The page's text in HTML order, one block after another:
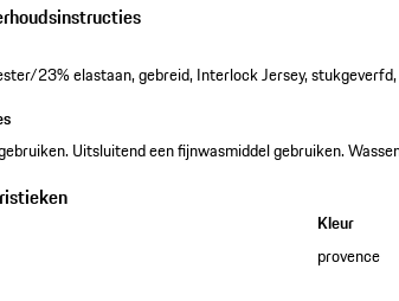
23% elastaan, gebreid, Interlock Jersey,
Uitsluitend een fijnwasmiddel gebruiken.
Kleur
provence